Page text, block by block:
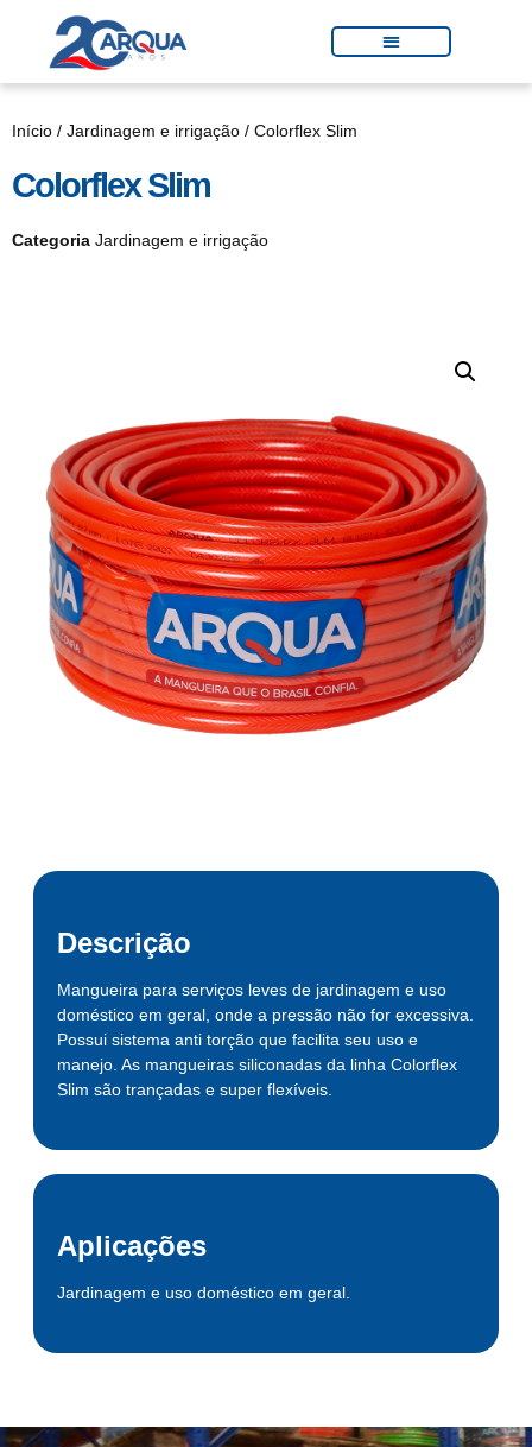
Início / Jardinagem e irrigação / Colorflex Slim
Colorflex Slim
Categoria Jardinagem e irrigação
Descrição
Mangueira para serviços leves de jardinagem e uso
doméstico em geral, onde a pressão não for excessiva.
Possui sistema anti torção que facilita seu uso e
manejo. As mangueiras siliconadas da linha Colorflex
Slim são trançadas e super flexíveis.
Aplicações
Jardinagem e uso doméstico em geral.